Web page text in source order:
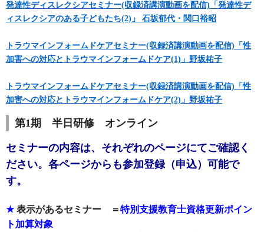
発達性ディスレクシアセミナー(収録済講演動画を配信)「発達性デ
ィスレクシアのある子どもたち(2)」 石坂郁代・関口裕昭
トラウマインフォームドケアセミナー(収録済講演動画を配信)「性
加害への対応とトラウマインフォームドケア(1)」野坂祐子
トラウマインフォームドケアセミナー(収録済講演動画を配信)「性
加害への対応とトラウマインフォームドケア(2)」野坂祐子
第1期 半日研修 オンライン
セミナーの内容は、それぞれのページにてご確認く
ださい。各ページからも参加登録（申込）可能で
す。
★表示があるセミナー ＝特別支援教育士資格更新ポイン
ト加算対象